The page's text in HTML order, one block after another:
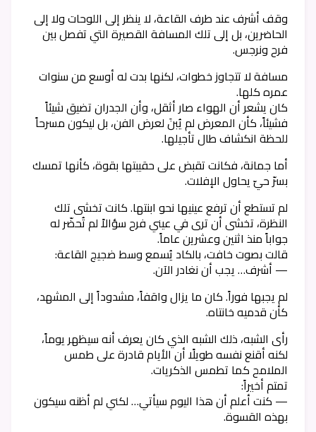
وقف أشرف عند طرف القاعة، لا ينظر إلى اللوحات ولا إلى
الحاضرين، بل إلى تلك المسافة القصيرة التي تفصل بين
فرح ونرجس.
مسافة لا تتجاوز خطوات، لكنها بدت له أوسع من سنوات
عمره كلها.
كان يشعر أن الهواء صار أثقل، وأن الجدران تضيق شيئاً
فشيئاً، كأن المعرض لم يُبنَ لعرض الفن، بل ليكون مسرحاً
للحظة انكشاف طال تأجيلها.
أما جمانة، فكانت تقبض على حقيبتها بقوة، كأنها تمسك
بسرّ حيّ يحاول الإفلات.
لم تستطع أن ترفع عينيها نحو ابنتها. كانت تخشى تلك
النظرة، تخشى أن ترى في عيني فرح سؤالاً لم تُحضّر له
جواباً منذ اثنين وعشرين عاماً.
قالت بصوت خافت، بالكاد يُسمع وسط ضجيج القاعة:
— أشرف… يجب أن نغادر الآن.
لم يجبها فوراً. كان ما يزال واقفاً، مشدوداً إلى المشهد،
كأن قدميه خانتاه.
رأى الشبه، ذلك الشبه الذي كان يعرف أنه سيظهر يوماً،
لكنه أقنع نفسه طويلًا أن الأيام قادرة على طمس
الملامح كما تطمس الذكريات.
تمتم أخيراً:
— كنت أعلم أن هذا اليوم سيأتي… لكني لم أظنه سيكون
بهذه القسوة.